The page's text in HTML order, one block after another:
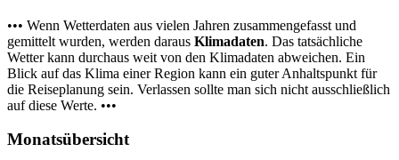
••• Wenn Wetterdaten aus vielen Jahren zusammengefasst und
gemittelt wurden, werden daraus Klimadaten. Das tatsächliche
Wetter kann durchaus weit von den Klimadaten abweichen. Ein
Blick auf das Klima einer Region kann ein guter Anhaltspunkt für
die Reiseplanung sein. Verlassen sollte man sich nicht ausschließlich
auf diese Werte. •••
Monatsübersicht